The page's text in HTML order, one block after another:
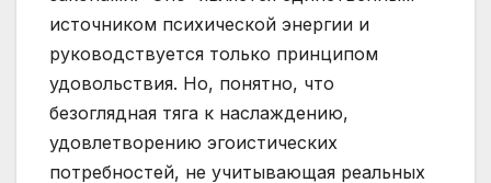
источником психической энергии и
руководствуется только принципом
удовольствия. Но, понятно, что
безоглядная тяга к наслаждению,
удовлетворению эгоистических
потребностей, не учитывающая реальных